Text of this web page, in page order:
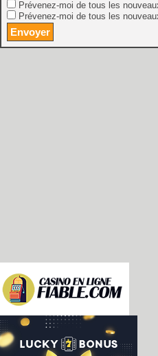
Prévenez-moi de tous les
Prévenez-moi de tous les